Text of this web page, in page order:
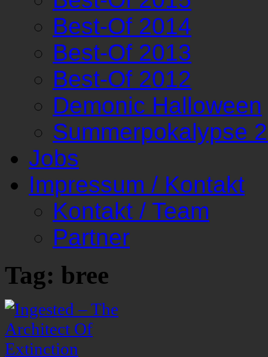
Best-Of 2014
Best-Of 2013
Best-Of 2012
Demonic Halloween
Summerpokalypse
Jobs
Impressum / Kontakt
Kontakt / Team
Partner
Tag: bree